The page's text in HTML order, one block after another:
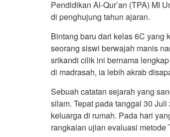
Pendidikan Al-Qur’an (TPA) MI
di penghujung tahun ajaran.
Bintang baru dari kelas 6C yang
seorang siswi berwajah manis
srikandi cilik ini bernama
di madrasah, ia lebih akrab
Sebuah catatan sejarah yang
silam. Tepat pada tanggal 30
keluarga di rumah. Pada hari
rangkaian ujian evaluasi metode